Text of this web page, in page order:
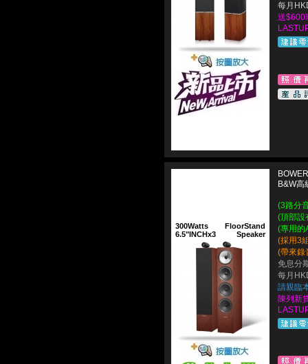
每月
送$600
300Watts
6.5"INCHx3
FloorStand
Speaker
B&W高
(3路分
(頂部設
(專用的
(採用3
(帶來錄
免息分
每月
請親臨
陳列新